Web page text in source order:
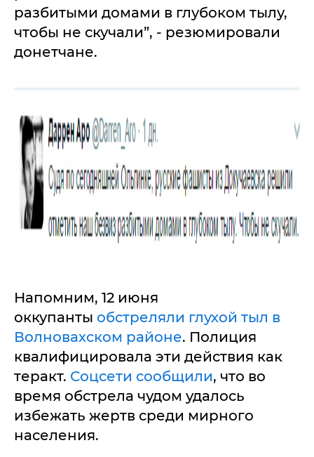
разбитыми домами в глубоком тылу,
чтобы не скучали”, - резюмировали
донетчане.
Напомним, 12 июня
оккупанты обстреляли глухой тыл в
Волновахском районе. Полиция
квалифицировала эти действия как
теракт. Соцсети сообщили, что во
время обстрела чудом удалось
избежать жертв среди мирного
населения.